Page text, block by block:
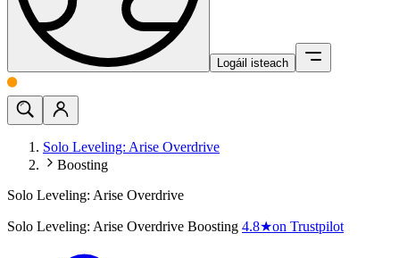
Logáil isteach
Solo Leveling: Arise Overdrive
Boosting
Solo Leveling: Arise Overdrive
Solo Leveling: Arise Overdrive Boosting 4.8★on Trustpilot